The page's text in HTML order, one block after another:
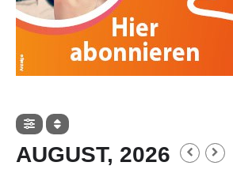
AUGUST, 2026